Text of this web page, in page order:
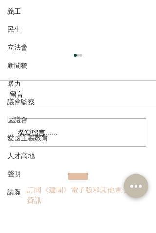
義工
民生
立法會
新聞稿
暴力
議會監察
區議會
愛國主義教育
人才高地
聲明
請願
港區人大代表團繼續考察
安徽蕪湖，由鄉村建設到
低空經濟 視察城市發展新
留言
撰寫留言......
訂閱《建聞》電子版和其他電子
資訊